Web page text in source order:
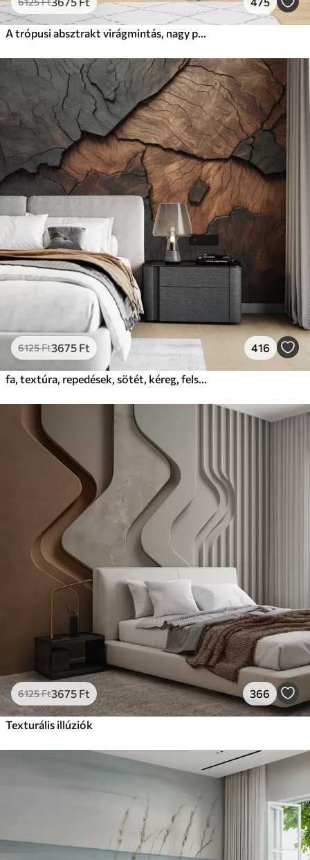
6125Ft3675 Ft 416
6125Ft3675 Ft 366
Texturális illúziók